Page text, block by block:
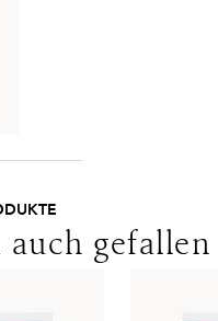
sorbic acid,
glutamate
acetate.
gefallen